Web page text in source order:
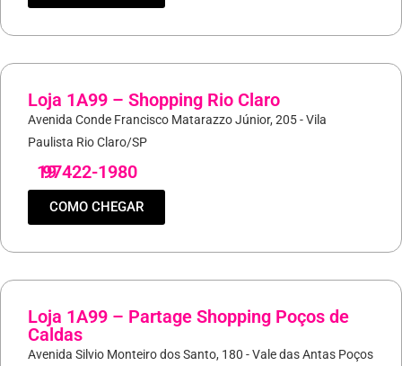
Loja 1A99 – Shopping Rio Claro
Avenida Conde Francisco Matarazzo Júnior, 205 - Vila
Paulista Rio Claro/SP
19
97422-1980
COMO CHEGAR
Loja 1A99 – Partage Shopping Poços de
Caldas
Avenida Silvio Monteiro dos Santo, 180 - Vale das Antas Poços